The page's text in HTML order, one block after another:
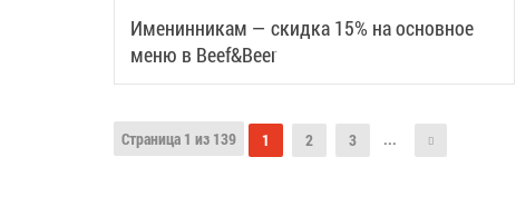
Именинникам — скидка 15% на основное
меню в Beef&Beer
Страница 1 из 139 1 2 3 ...